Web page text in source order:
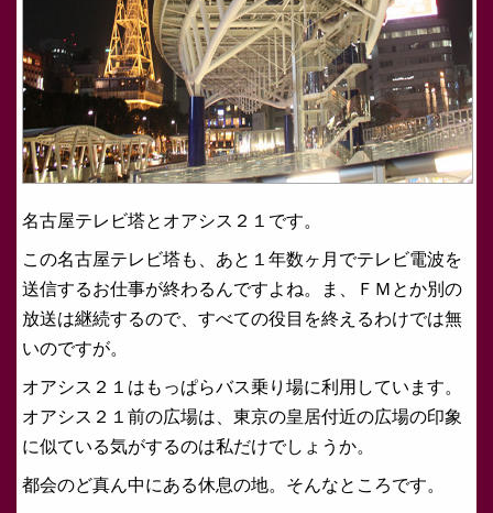
名古屋テレビ塔とオアシス２１です。
この名古屋テレビ塔も、あと１年数ヶ月でテレビ電波を
送信するお仕事が終わるんですよね。ま、ＦＭとか別の
放送は継続するので、すべての役目を終えるわけでは無
いのですが。
オアシス２１はもっぱらバス乗り場に利用しています。
オアシス２１前の広場は、東京の皇居付近の広場の印象
に似ている気がするのは私だけでしょうか。
都会のど真ん中にある休息の地。そんなところです。